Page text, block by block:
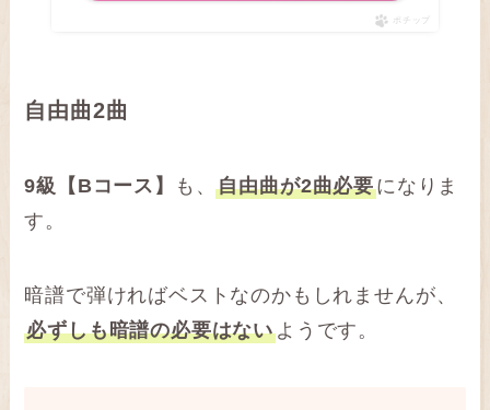
ポチップ
自由曲2曲
9級【Bコース】 も、自由曲が2曲必要になりま
す。
暗譜で弾ければベストなのかもしれませんが、
必ずしも暗譜の必要はないようです。